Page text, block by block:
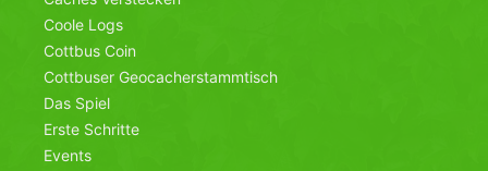
Coole Logs
Cottbus Coin
Cottbuser Geocacherstammtisch
Das Spiel
Erste Schritte
Events